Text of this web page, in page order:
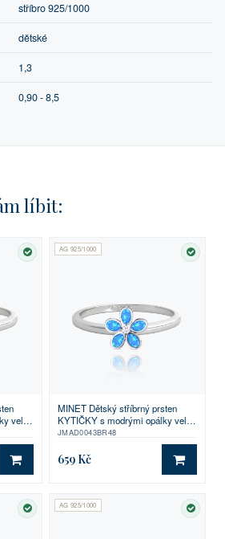
stříbro 925/1000
dětské
1,3
0,90 - 8,5
líbit:
SKLADEM
vel.
DO KOŠÍKU
AG 925/1000
MINET Dětský stříbrný prsten
KYTIČKY s modrými opálky vel.
48
JMAD0043BR48
659 Kč DO
SKLADEM
AG 925/1000